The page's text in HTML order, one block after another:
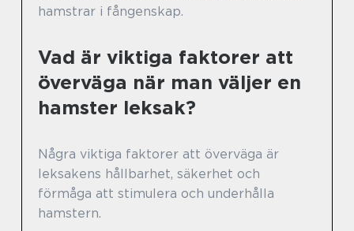
hamstrar i fångenskap.
Vad är viktiga faktorer att
överväga när man väljer en
hamster leksak?
Några viktiga faktorer att överväga är
leksakens hållbarhet, säkerhet och
förmåga att stimulera och underhålla
hamstern.